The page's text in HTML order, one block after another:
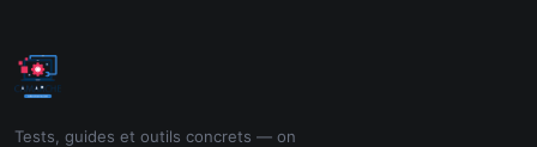
Tests, guides et outils concrets — on